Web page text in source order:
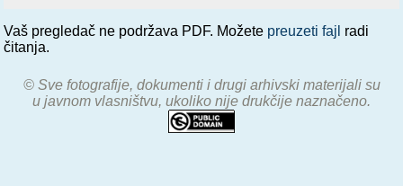
Vaš pregledač ne podržava PDF. Možete preuzeti fajl radi
čitanja.
© Sve fotografije, dokumenti i drugi arhivski materijali su
u javnom vlasništvu, ukoliko nije drukčije naznačeno.